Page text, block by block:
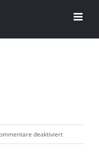
deaktiviertfür